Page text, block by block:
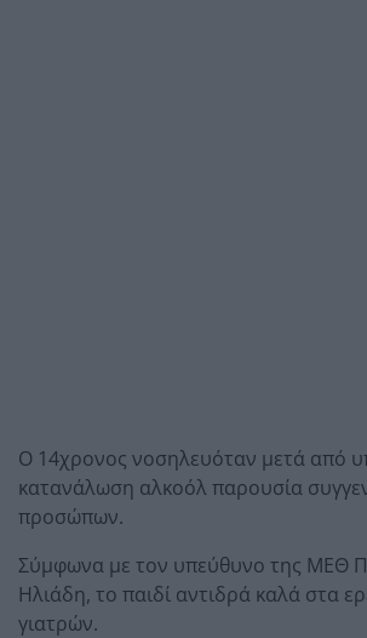
Ο 14χρονος νοσηλευόταν μετά από
κατανάλωση αλκοόλ παρουσία
προσώπων.
Σύμφωνα με τον υπεύθυνο της ΜΕΘ
Ηλιάδη, το παιδί αντιδρά καλά στα
γιατρών.